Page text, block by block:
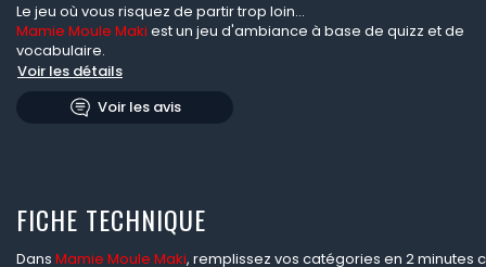
Le jeu où vous risquez de partir trop loin...
Mamie Moule Maki est un jeu d'ambiance à base de quizz et de
vocabulaire.
Voir les détails
Voir les avis
FICHE TECHNIQUE
Dans Mamie Moule Maki, remplissez vos catégories en 2 minutes